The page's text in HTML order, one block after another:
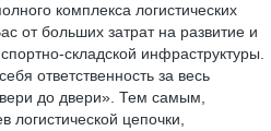
комплекса логистических
от больших затрат на развитие и
складской инфраструктуры.
ответственность за весь
до двери». Тем самым,
логистической цепочки,